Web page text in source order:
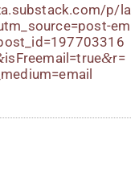
​p​/​l​a​
​e​m​
​i​s​F​r​e​e​m​a​i​l​=​t​r​u​e​&​r​=​